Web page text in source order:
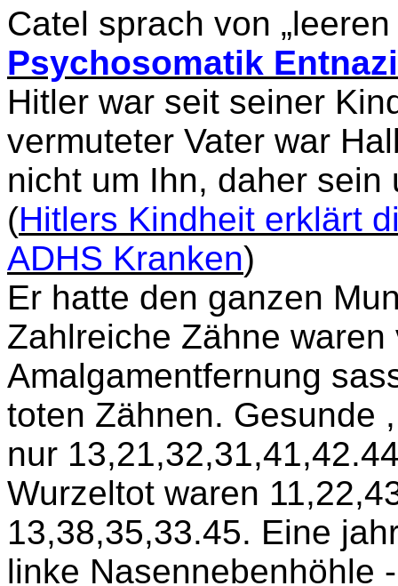
Catel sprach von
Psychosomatik
Hitler war seit seiner
vermuteter Vater war
nicht um Ihn, daher
(Hitlers Kindheit erklärt
ADHS Kranken)
Er hatte den ganzen
Zahlreiche Zähne
Amalgamentfernung
toten Zähnen. Gesunde
nur
Wurzeltot waren
13,38,35,33.45. Eine
linke Nasennebenhöhle